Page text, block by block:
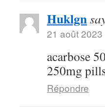
Huklgn
21 août
acarbose
250mg
Répondre